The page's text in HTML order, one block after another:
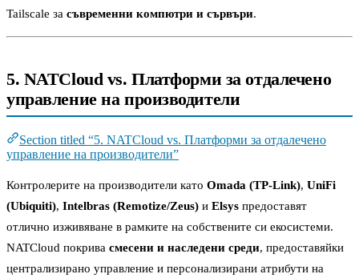
Tailscale за съвременни компютри и сървъри.
5. NATCloud vs. Платформи за отдалечено
управление на производители
Section titled “5. NATCloud vs. Платформи за отдалечено
управление на производители”
Контролерите на производители като Omada (TP-Link), UniFi
(Ubiquiti), Intelbras (Remotize/Zeus) и Elsys предоставят
отлично изживяване в рамките на собствените си екосистеми.
NATCloud покрива смесени и наследени среди, предоставяйки
централизирано управление и персонализирани атрибути на